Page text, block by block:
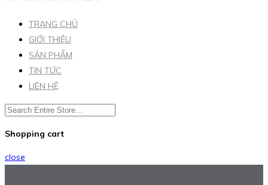
TRANG CHỦ
GIỚI THIỆU
SẢN PHẨM
TIN TỨC
LIÊN HỆ
Shopping cart
close